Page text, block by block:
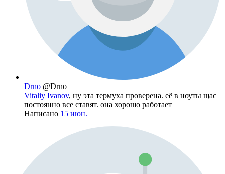
Drno @Drno
Vitaliy Ivanov, ну эта термуха проверена. её в ноуты щас
постоянно все ставят. она хорошо работает
Написано 15 июн.